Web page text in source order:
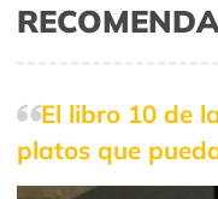
El libro 10 de
platos que